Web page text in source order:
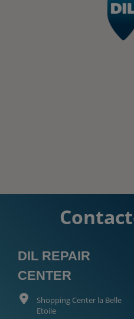
DIL REPAIR
CENTER
Shopping Center la Belle
Etoile